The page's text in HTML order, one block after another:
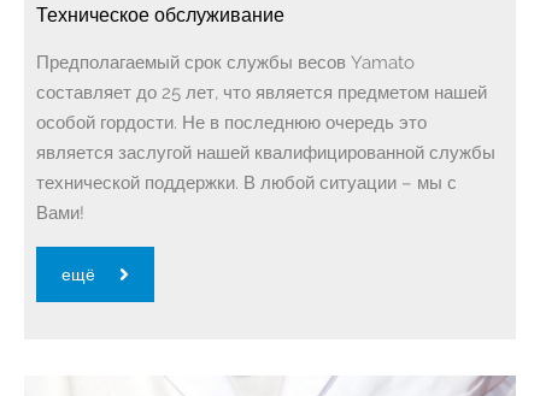
Техническое обслуживание
Предполагаемый срок службы весов Yamato
составляет до 25 лет, что является предметом нашей
особой гордости. Не в последнюю очередь это
является заслугой нашей квалифицированной службы
технической поддержки. В любой ситуации – мы с
Вами!
ещё